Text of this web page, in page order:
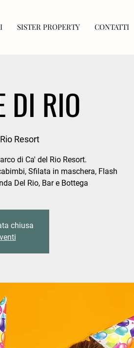
SISTER PROPERTY CONTATTI
DI RIO
Resort
di Ca' del Rio Resort.
Sfilata in maschera, Flash
Del Rio, Bar e Bottega
chiusa